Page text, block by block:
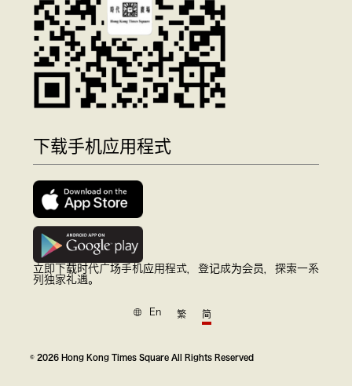
下载手机应用程式
立即下载时代广场手机应用程式，登记成为会员，探索一系
列独家礼遇。
En 繁 简
© 2026 Hong Kong Times Square All Rights Reserved